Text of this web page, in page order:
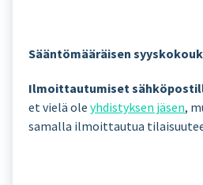
Sääntömääräisen
Ilmoittautumiset
et vielä ole yhdistyksen jäsen,
samalla ilmoittautua